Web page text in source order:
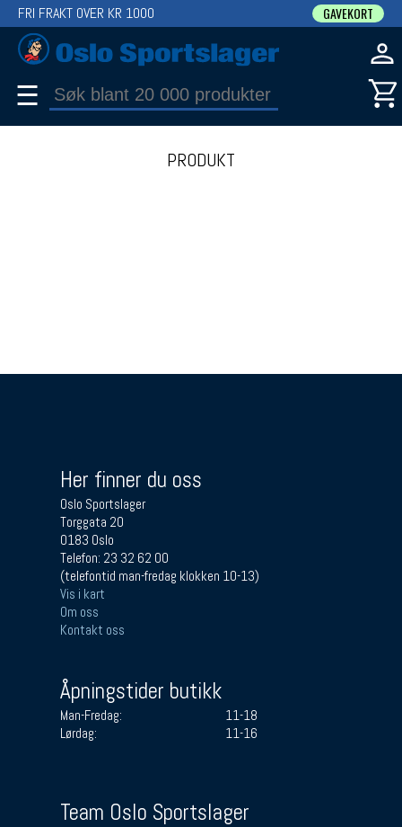
FRI FRAKT OVER KR 1000 GAVEKORT
☰
PRODUKT
Her finner du oss
Oslo Sportslager
Torggata 20
0183 Oslo
Telefon: 23 32 62 00
(telefontid man-fredag klokken 10-13)
Vis i kart
Om oss
Kontakt oss
Åpningstider butikk
Man-Fredag:
11-18
Lørdag:
11-16
Team Oslo Sportslager